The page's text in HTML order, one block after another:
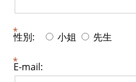
性別: 小姐 先生
E-mail: